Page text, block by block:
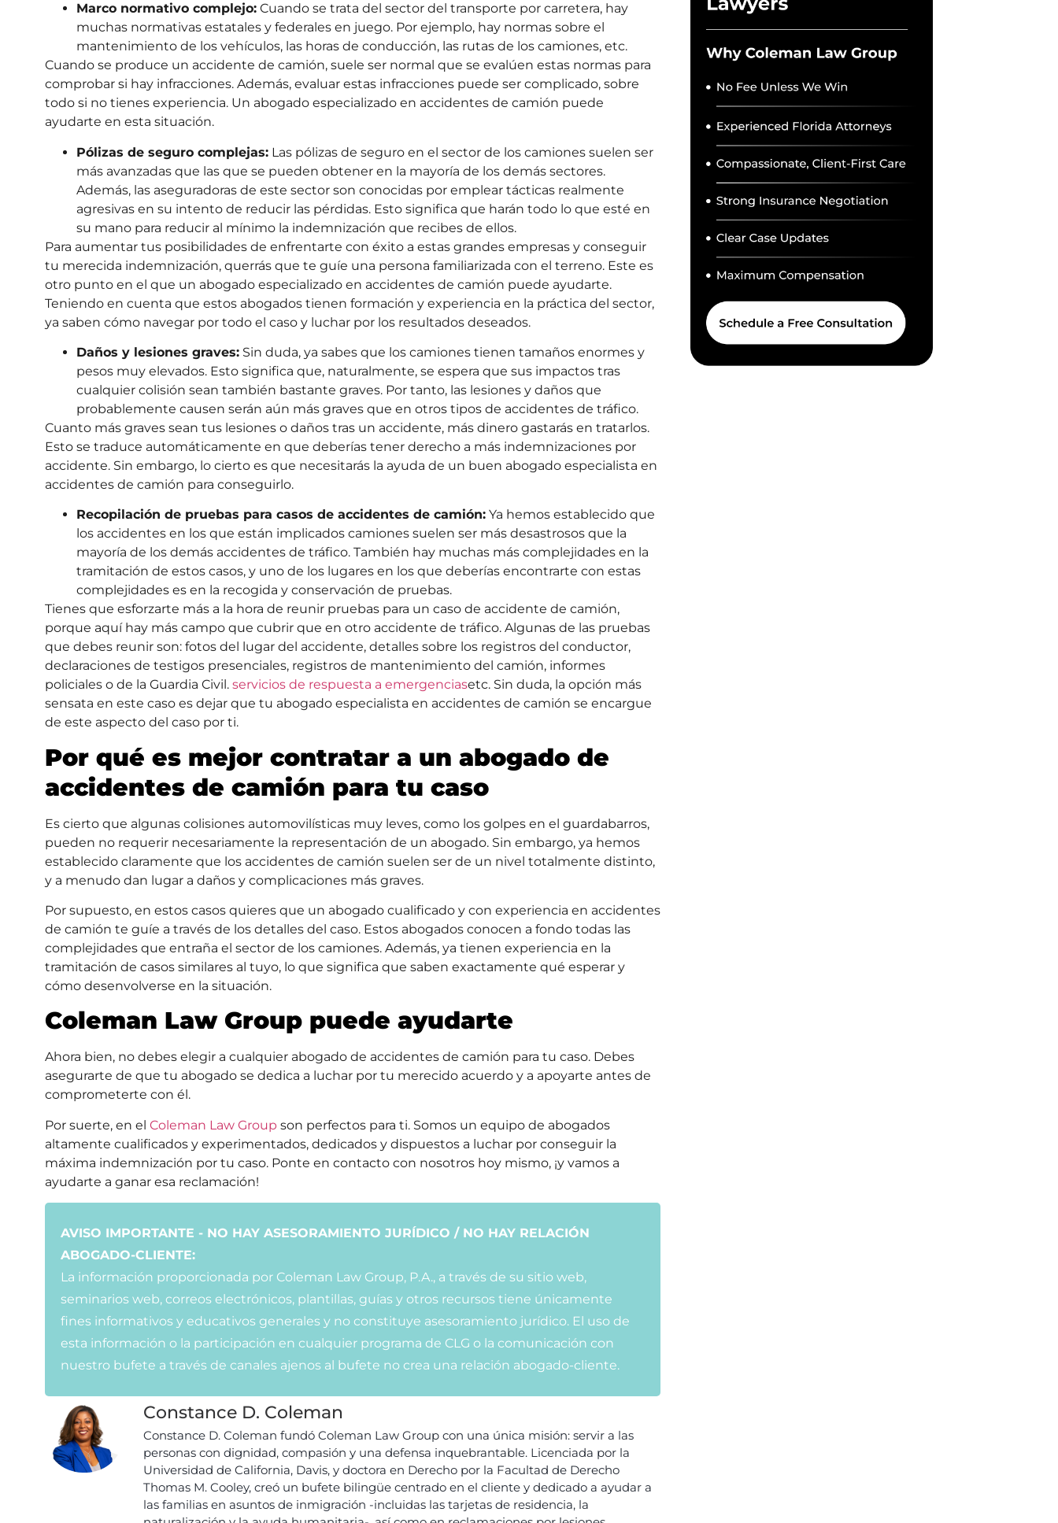
Marco normativo complejo: Cuando se trata del sector del transporte por carretera, hay
muchas normativas estatales y federales en juego. Por ejemplo, hay normas sobre el
mantenimiento de los vehículos, las horas de conducción, las rutas de los camiones, etc.
Cuando se produce un accidente de camión, suele ser normal que se evalúen estas normas para
comprobar si hay infracciones. Además, evaluar estas infracciones puede ser complicado, sobre
todo si no tienes experiencia. Un abogado especializado en accidentes de camión puede
ayudarte en esta situación.
Pólizas de seguro complejas: Las pólizas de seguro en el sector de los camiones suelen ser
más avanzadas que las que se pueden obtener en la mayoría de los demás sectores.
Además, las aseguradoras de este sector son conocidas por emplear tácticas realmente
agresivas en su intento de reducir las pérdidas. Esto significa que harán todo lo que esté en
su mano para reducir al mínimo la indemnización que recibes de ellos.
Para aumentar tus posibilidades de enfrentarte con éxito a estas grandes empresas y conseguir
tu merecida indemnización, querrás que te guíe una persona familiarizada con el terreno. Este es
otro punto en el que un abogado especializado en accidentes de camión puede ayudarte.
Teniendo en cuenta que estos abogados tienen formación y experiencia en la práctica del sector,
ya saben cómo navegar por todo el caso y luchar por los resultados deseados.
Daños y lesiones graves: Sin duda, ya sabes que los camiones tienen tamaños enormes y
pesos muy elevados. Esto significa que, naturalmente, se espera que sus impactos tras
cualquier colisión sean también bastante graves. Por tanto, las lesiones y daños que
probablemente causen serán aún más graves que en otros tipos de accidentes de tráfico.
Cuanto más graves sean tus lesiones o daños tras un accidente, más dinero gastarás en tratarlos.
Esto se traduce automáticamente en que deberías tener derecho a más indemnizaciones por
accidente. Sin embargo, lo cierto es que necesitarás la ayuda de un buen abogado especialista en
accidentes de camión para conseguirlo.
Recopilación de pruebas para casos de accidentes de camión: Ya hemos establecido que
los accidentes en los que están implicados camiones suelen ser más desastrosos que la
mayoría de los demás accidentes de tráfico. También hay muchas más complejidades en la
tramitación de estos casos, y uno de los lugares en los que deberías encontrarte con estas
complejidades es en la recogida y conservación de pruebas.
Tienes que esforzarte más a la hora de reunir pruebas para un caso de accidente de camión,
porque aquí hay más campo que cubrir que en otro accidente de tráfico. Algunas de las pruebas
que debes reunir son: fotos del lugar del accidente, detalles sobre los registros del conductor,
declaraciones de testigos presenciales, registros de mantenimiento del camión, informes
policiales o de la Guardia Civil. servicios de respuesta a emergenciasetc. Sin duda, la opción más
sensata en este caso es dejar que tu abogado especialista en accidentes de camión se encargue
de este aspecto del caso por ti.
Por qué es mejor contratar a un abogado de
accidentes de camión para tu caso
Es cierto que algunas colisiones automovilísticas muy leves, como los golpes en el guardabarros,
pueden no requerir necesariamente la representación de un abogado. Sin embargo, ya hemos
establecido claramente que los accidentes de camión suelen ser de un nivel totalmente distinto,
y a menudo dan lugar a daños y complicaciones más graves.
Por supuesto, en estos casos quieres que un abogado cualificado y con experiencia en accidentes
de camión te guíe a través de los detalles del caso. Estos abogados conocen a fondo todas las
complejidades que entraña el sector de los camiones. Además, ya tienen experiencia en la
tramitación de casos similares al tuyo, lo que significa que saben exactamente qué esperar y
cómo desenvolverse en la situación.
Coleman Law Group puede ayudarte
Ahora bien, no debes elegir a cualquier abogado de accidentes de camión para tu caso. Debes
asegurarte de que tu abogado se dedica a luchar por tu merecido acuerdo y a apoyarte antes de
comprometerte con él.
Por suerte, en el Coleman Law Group son perfectos para ti. Somos un equipo de abogados
altamente cualificados y experimentados, dedicados y dispuestos a luchar por conseguir la
máxima indemnización por tu caso. Ponte en contacto con nosotros hoy mismo, ¡y vamos a
ayudarte a ganar esa reclamación!
AVISO IMPORTANTE - NO HAY ASESORAMIENTO JURÍDICO / NO HAY RELACIÓN
ABOGADO-CLIENTE:
La información proporcionada por Coleman Law Group, P.A., a través de su sitio web,
seminarios web, correos electrónicos, plantillas, guías y otros recursos tiene únicamente
fines informativos y educativos generales y no constituye asesoramiento jurídico. El uso de
esta información o la participación en cualquier programa de CLG o la comunicación con
nuestro bufete a través de canales ajenos al bufete no crea una relación abogado-cliente.
Constance D. Coleman
Constance D. Coleman fundó Coleman Law Group con una única misión: servir a las
personas con dignidad, compasión y una defensa inquebrantable. Licenciada por la
Universidad de California, Davis, y doctora en Derecho por la Facultad de Derecho
Thomas M. Cooley, creó un bufete bilingüe centrado en el cliente y dedicado a ayudar a
las familias en asuntos de inmigración -incluidas las tarjetas de residencia, la